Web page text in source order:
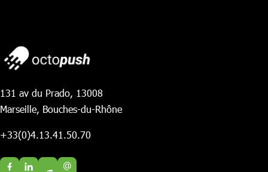
131 av du Prado, 13008
Marseille, Bouches-du-Rhône
+33(0)4.13.41.50.70
@